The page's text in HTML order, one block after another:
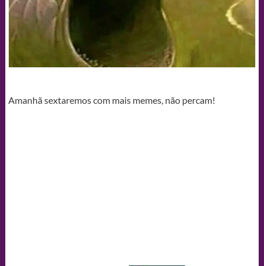
Amanhã sextaremos com mais memes, não percam!